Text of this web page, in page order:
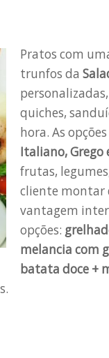
Pratos com
trunfos da
quiches,
hora. As
Italiano, Grego
frutas,
cliente montar
vantagem
opções:
melancia com
batata doce +